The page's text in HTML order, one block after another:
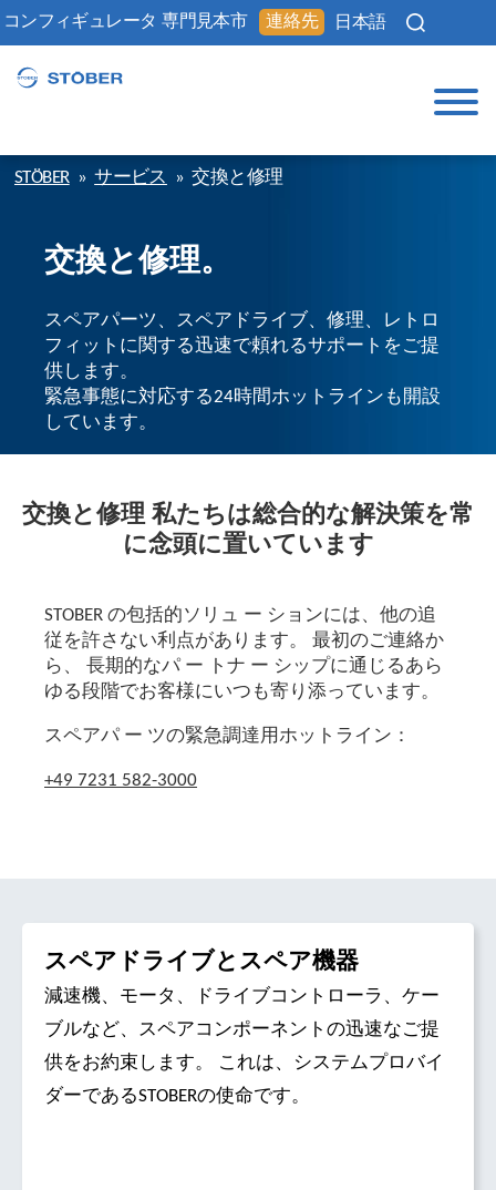
コンフィギュレータ 専門見本市 連絡先 日本語
STÖBER » サービス » 交換と修理
交換と修理。
スペアパーツ、スペアドライブ、修理、レトロ
フィットに関する迅速で頼れるサポートをご提
供します。
緊急事態に対応する24時間ホットラインも開設
しています。
交換と修理 私たちは総合的な解決策を常
に念頭に置いています
STOBER の包括的ソリュ ー ションには、他の追
従を許さない利点があります。 最初のご連絡か
ら、 長期的なパ ー トナ ー シップに通じるあら
ゆる段階でお客様にいつも寄り添っています。
スペアパ ー ツの緊急調達用ホットライン：
+49 7231 582-3000
スペアドライブとスペア機器
減速機、モータ、ドライブコントローラ、ケー
ブルなど、スペアコンポーネントの迅速なご提
供をお約束します。 これは、システムプロバイ
ダーであるSTOBERの使命です。